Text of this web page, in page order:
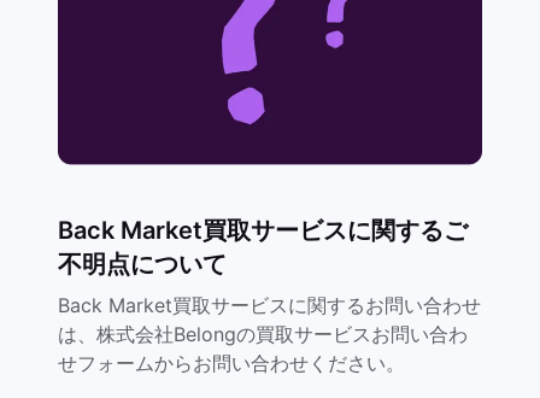
Back Market買取サービスに関するご
不明点について
Back Market買取サービスに関するお問い合わせ
は、株式会社Belongの買取サービスお問い合わ
せフォームからお問い合わせください。